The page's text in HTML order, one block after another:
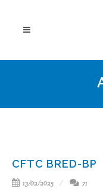
CFTC BRED-BP
13/02/2025 71